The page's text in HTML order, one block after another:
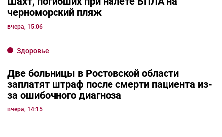
Новые кабельные линии построят в
Ростове на Нагибина из-за постоянных
аварий
Криминал